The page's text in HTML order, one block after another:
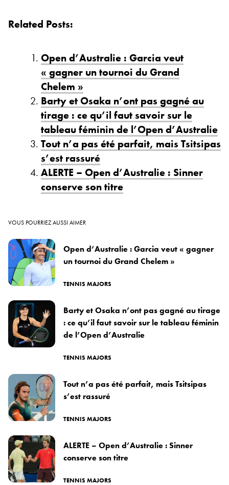
Related Posts:
Open d’Australie : Garcia veut
« gagner un tournoi du Grand
Chelem »
Barty et Osaka n’ont pas gagné au
tirage : ce qu’il faut savoir sur le
tableau féminin de l’Open d’Australie
Tout n’a pas été parfait, mais Tsitsipas
s’est rassuré
ALERTE – Open d’Australie : Sinner
conserve son titre
VOUS POURRIEZ AUSSI AIMER
Open d’Australie : Garcia veut « gagner
un tournoi du Grand Chelem »
TENNIS MAJORS
Barty et Osaka n’ont pas gagné au tirage
: ce qu’il faut savoir sur le tableau féminin
de l’Open d’Australie
TENNIS MAJORS
Tout n’a pas été parfait, mais Tsitsipas
s’est rassuré
TENNIS MAJORS
ALERTE – Open d’Australie : Sinner
conserve son titre
TENNIS MAJORS